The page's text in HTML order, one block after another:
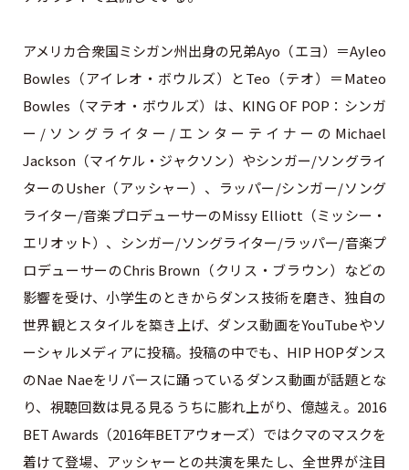
アメリカ合衆国ミシガン州出身の兄弟Ayo（エヨ）＝Ayleo
Bowles（アイレオ・ボウルズ）とTeo（テオ）＝Mateo
Bowles（マテオ・ボウルズ）は、KING OF POP：シンガ
ー/ソングライター/エンターテイナーのMichael
Jackson（マイケル・ジャクソン）やシンガー/ソングライ
ターのUsher（アッシャー）、ラッパー/シンガー/ソング
ライター/音楽プロデューサーのMissy Elliott（ミッシー・
エリオット）、シンガー/ソングライター/ラッパー/音楽プ
ロデューサーのChris Brown（クリス・ブラウン）などの
影響を受け、小学生のときからダンス技術を磨き、独自の
世界観とスタイルを築き上げ、ダンス動画をYouTubeやソ
ーシャルメディアに投稿。投稿の中でも、HIP HOPダンス
のNae Naeをリバースに踊っているダンス動画が話題とな
り、視聴回数は見る見るうちに膨れ上がり、億越え。2016
BET Awards（2016年BETアウォーズ）ではクマのマスクを
着けて登場、アッシャーとの共演を果たし、全世界が注目